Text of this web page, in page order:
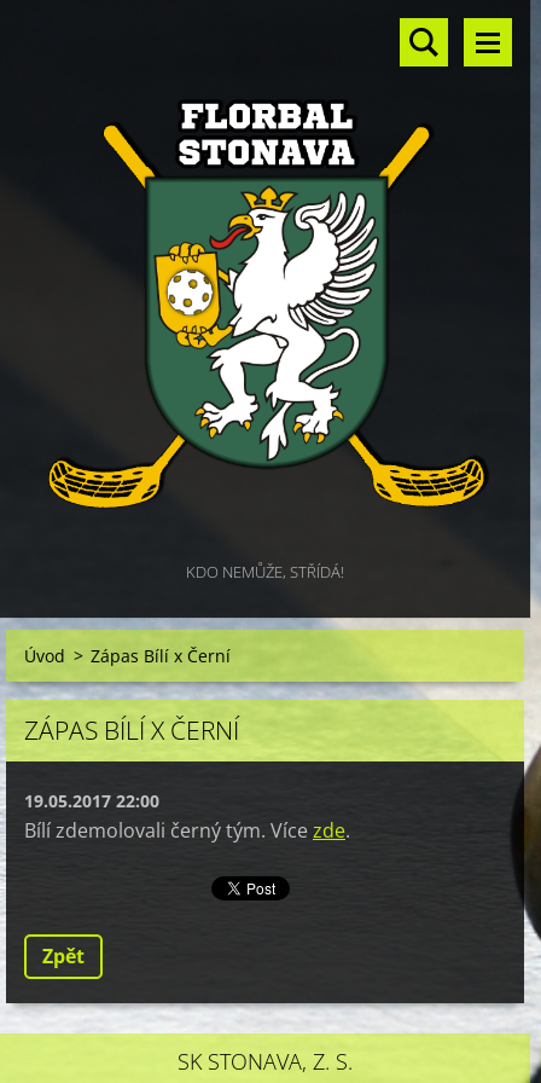
KDO NEMŮŽE, STŘÍDÁ!
Úvod > Zápas Bílí x Černí
ZÁPAS BÍLÍ X ČERNÍ
19.05.2017 22:00
Bílí zdemolovali černý tým. Vícezde.
Zpět
SK STONAVA, Z. S.